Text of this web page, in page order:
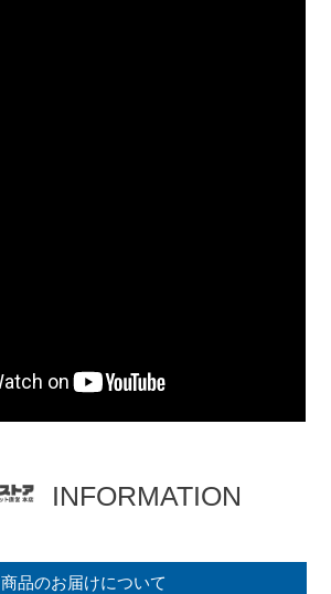
INFORMATION
商品のお届けについて